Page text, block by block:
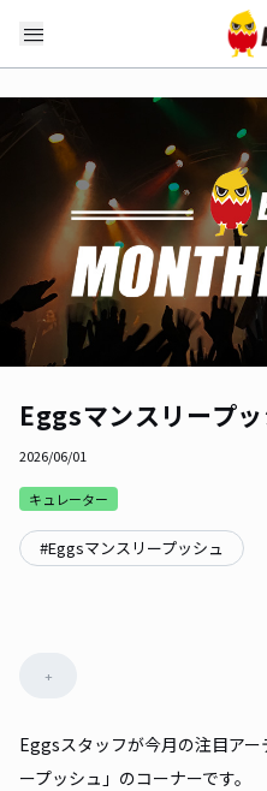
menu
Eggsマンスリープ
2026/06/01
キュレーター
#Eggsマンスリープッシュ
+
Eggsスタッフが今月の注目ア
ープッシュ」のコーナーです。